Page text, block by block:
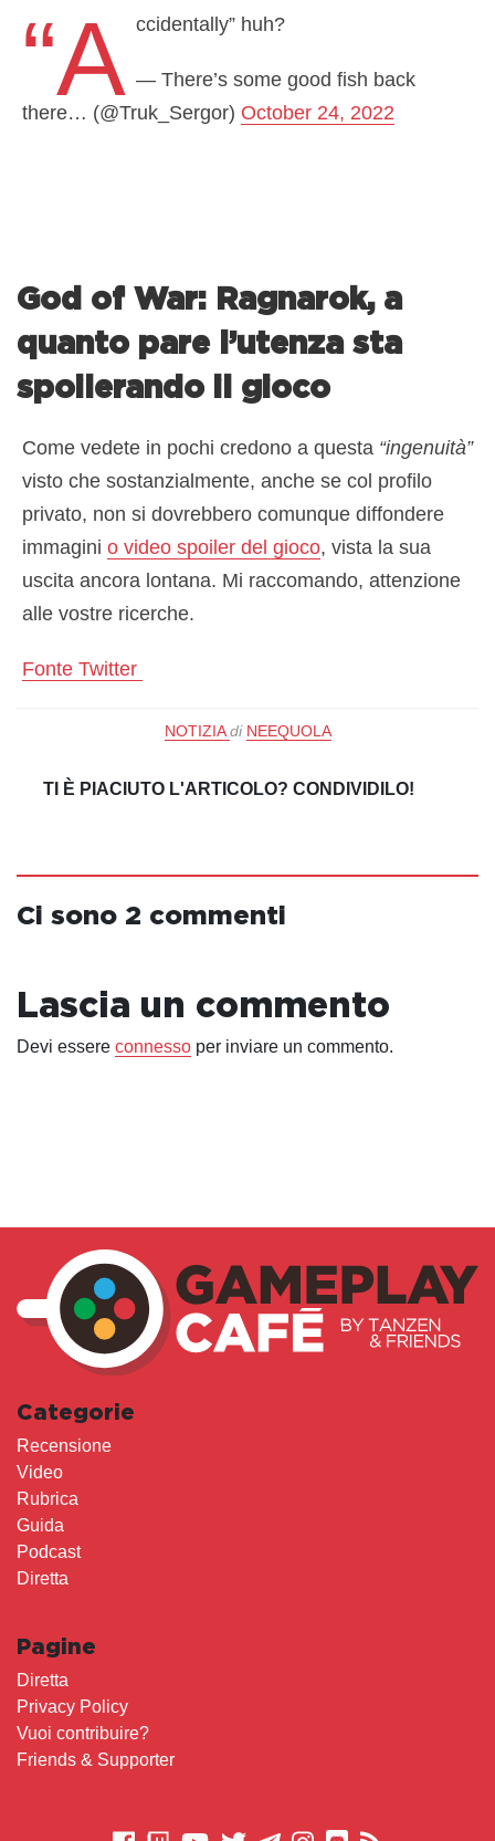
“A ccidentally” huh?
— There’s some good fish back
there… (@Truk_Sergor) October 24, 2022
God of War: Ragnarok, a
quanto pare l’utenza sta
spoilerando il gioco
Come vedete in pochi credono a questa “ingenuità”
visto che sostanzialmente, anche se col profilo
privato, non si dovrebbero comunque diffondere
immagini o video spoiler del gioco, vista la sua
uscita ancora lontana. Mi raccomando, attenzione
alle vostre ricerche.
Fonte Twitter
NOTIZIA di NEEQUOLA
TI È PIACIUTO L'ARTICOLO? CONDIVIDILO!
Ci sono 2 commenti
Lascia un commento
Devi essere connesso per inviare un commento.
Categorie
Recensione
Video
Rubrica
Guida
Podcast
Diretta
Pagine
Diretta
Privacy Policy
Vuoi contribuire?
Friends & Supporter